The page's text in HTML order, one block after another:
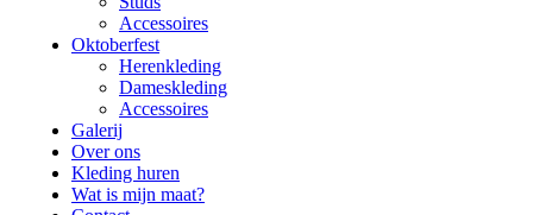
Accessoires
Oktoberfest
Herenkleding
Dameskleding
Accessoires
Galerij
Over ons
Kleding huren
Wat is mijn maat?